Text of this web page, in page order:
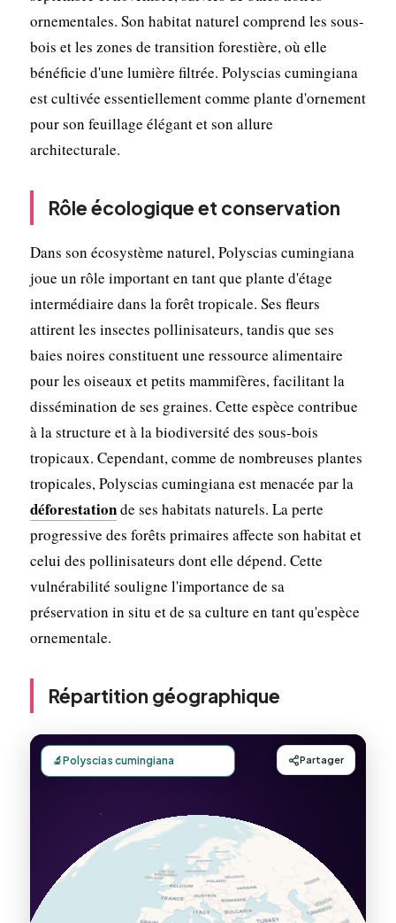
ornementales. Son habitat naturel comprend les sous-
bois et les zones de transition forestière, où elle
bénéficie d'une lumière filtrée. Polyscias cumingiana
est cultivée essentiellement comme plante d'ornement
pour son feuillage élégant et son allure
architecturale.
Rôle écologique et conservation
Dans son écosystème naturel, Polyscias cumingiana
joue un rôle important en tant que plante d'étage
intermédiaire dans la forêt tropicale. Ses fleurs
attirent les insectes pollinisateurs, tandis que ses
baies noires constituent une ressource alimentaire
pour les oiseaux et petits mammifères, facilitant la
dissémination de ses graines. Cette espèce contribue
à la structure et à la biodiversité des sous-bois
tropicaux. Cependant, comme de nombreuses plantes
tropicales, Polyscias cumingiana est menacée par la
déforestationde ses habitats naturels. La perte
progressive des forêts primaires affecte son habitat et
celui des pollinisateurs dont elle dépend. Cette
vulnérabilité souligne l'importance de sa
préservation in situ et de sa culture en tant qu'espèce
ornementale.
Répartition géographique